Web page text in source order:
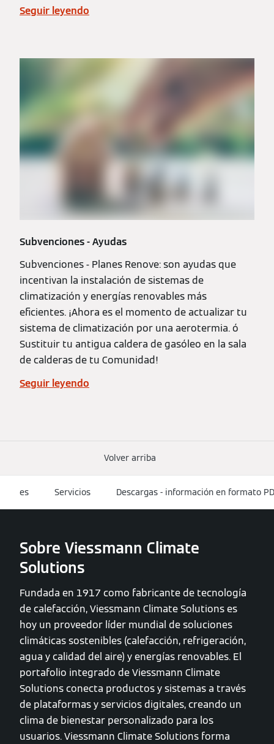
Seguir leyendo
Subvenciones - Ayudas
Subvenciones - Planes Renove: son ayudas que
incentivan la instalación de sistemas de
climatización y energías renovables más
eficientes. ¡Ahora es el momento de actualizar tu
sistema de climatización por una aerotermia. ó
Sustituir tu antigua caldera de gasóleo en la sala
de calderas de tu Comunidad!
Seguir leyendo
Volver arriba
es Servicios Descargas - información en formato
Sobre Viessmann Climate
Solutions
Fundada en 1917 como fabricante de tecnología
de calefacción, Viessmann Climate Solutions es
hoy un proveedor líder mundial de soluciones
climáticas sostenibles (calefacción, refrigeración,
agua y calidad del aire) y energías renovables. El
portafolio integrado de Viessmann Climate
Solutions conecta productos y sistemas a través
de plataformas y servicios digitales, creando un
clima de bienestar personalizado para los
usuarios. Viessmann Climate Solutions forma